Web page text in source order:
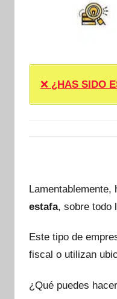
❌ ¿HAS SIDO
estafa, sobre todo
Este tipo de
fiscal o utilizan
¿Qué puedes